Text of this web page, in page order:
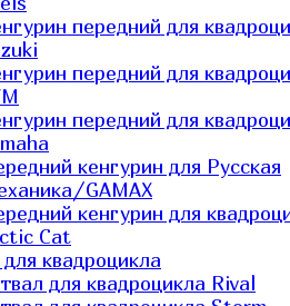
передний для
передний для
передний для
кенгурин для Русская
GAMAX
кенгурин для
Cat
квадроцикла
для квадроцикла Rival